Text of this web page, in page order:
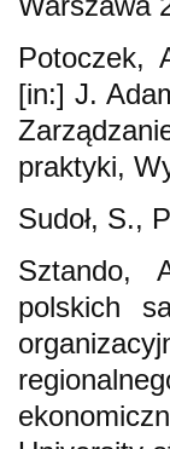
Potoczek,
[in:] J.
praktyki,
Sudoł, S.,
Sztando,
polskich